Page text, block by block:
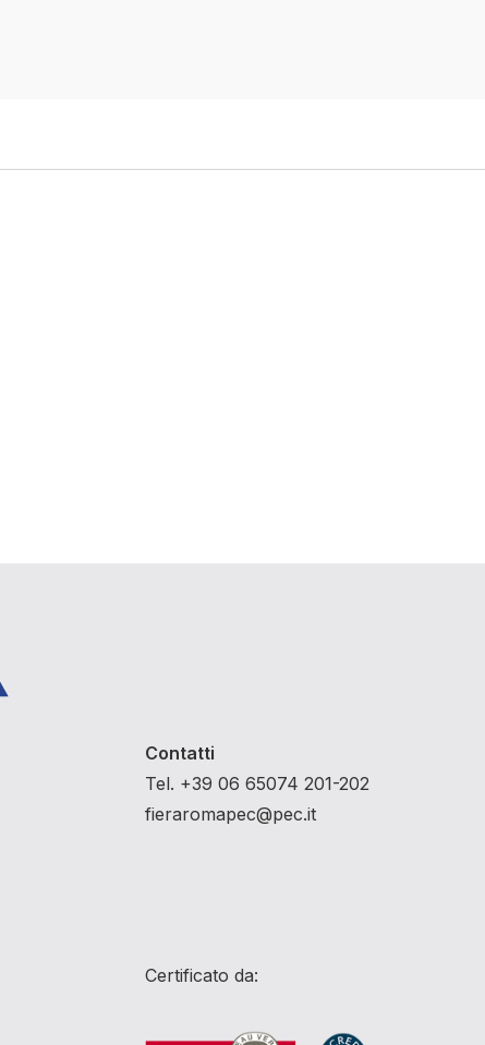
Contatti
Tel. +39 06 65074 201-202
fieraromapec@pec.it
Certificato da: